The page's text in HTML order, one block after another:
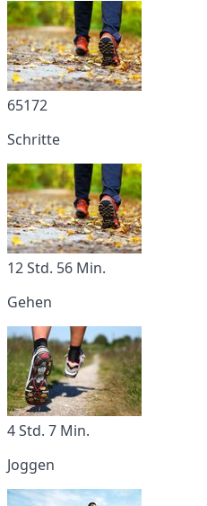
65172
Schritte
12 Std. 56 Min.
Gehen
4 Std. 7 Min.
Joggen